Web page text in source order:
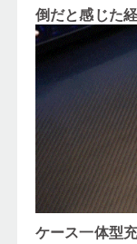
倒だと感じた
ケース一体型